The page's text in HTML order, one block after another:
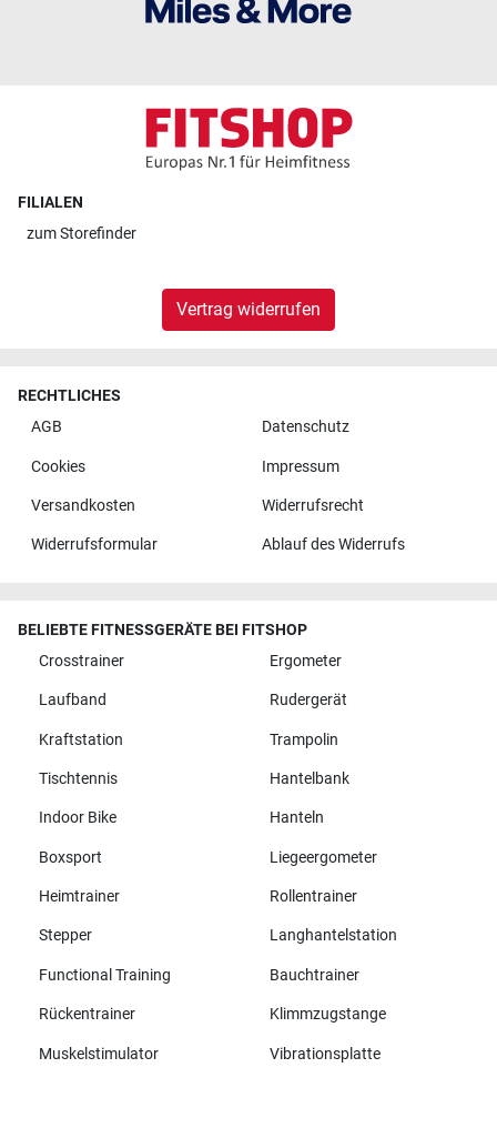
FILIALEN
zumStorefinder
Vertrag widerrufen
RECHTLICHES
AGB
Datenschutz
Cookies Impressum
Versandkosten Widerrufsrecht
Widerrufsformular Ablauf des Widerrufs
BELIEBTE FITNESSGERÄTE BEI FITSHOP
Crosstrainer
Ergometer
Laufband Rudergerät
Kraftstation Trampolin
Tischtennis Hantelbank
Indoor Bike Hanteln
Boxsport Liegeergometer
Heimtrainer Rollentrainer
Stepper Langhantelstation
Functional Training Bauchtrainer
Rückentrainer Klimmzugstange
Muskelstimulator Vibrationsplatte